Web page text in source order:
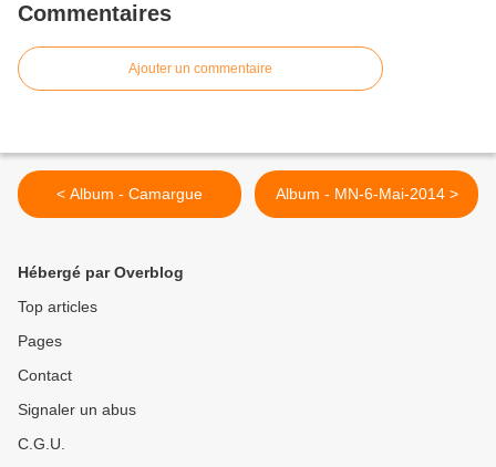
Commentaires
Ajouter un commentaire
< Album - Camargue Album - MN-6-Mai-2014 >
Hébergé par Overblog
Top articles
Pages
Contact
Signaler un abus
C.G.U.